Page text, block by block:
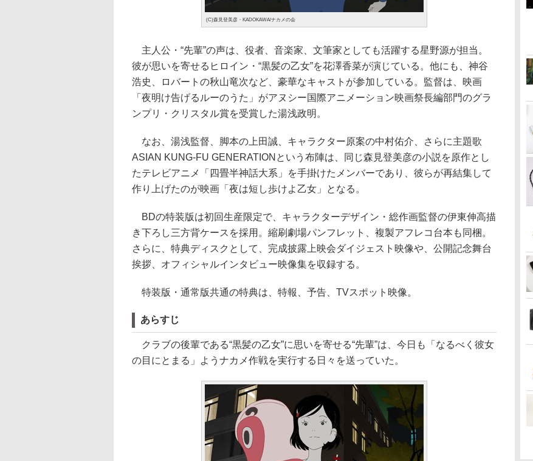
(C)森見登美彦・KADOKAWA/ナカメの会
主人公・“先輩”の声は、役者、音楽家、文筆家としても活躍する星野源が担当。
彼が思いを寄せるヒロイン・“黒髪の乙女”を花澤香菜が演じている。他にも、神谷
浩史、ロバートの秋山竜次など、豪華なキャストが参加している。監督は、映画
「夜明け告げるルーのうた」がアヌシー国際アニメーション映画祭長編部門のグラ
ンプリ・クリスタル賞を受賞した湯浅政明。
なお、湯浅監督、脚本の上田誠、キャラクター原案の中村佑介、さらに主題歌
ASIAN KUNG-FU GENERATIONという布陣は、同じ森見登美彦の小説を原作とし
たテレビアニメ「四畳半神話大系」を手掛けたメンバーであり、彼らが再結集して
作り上げたのが映画「夜は短し歩けよ乙女」となる。
BDの特装版は初回生産限定で、キャラクターデザイン・総作画監督の伊東伸高描
き下ろし三方背ケースを採用。縮刷劇場パンフレット、複製アフレコ台本も同梱。
さらに、特典ディスクとして、完成披露上映会ダイジェスト映像や、公開記念舞台
挨拶、オフィシャルインタビュー映像集を収録する。
特装版・通常版共通の特典は、特報、予告、TVスポット映像。
あらすじ
クラブの後輩である“黒髪の乙女”に思いを寄せる“先輩”は、今日も「なるべく彼女
の目にとまる」ようナカメ作戦を実行する日々を送っていた。